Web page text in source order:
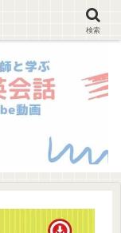
検索